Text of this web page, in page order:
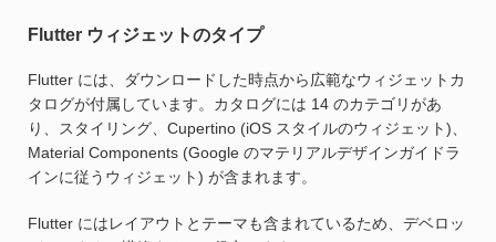
Flutter ウィジェットのタイプ
Flutter には、ダウンロードした時点から広範なウィジェットカ
タログが付属しています。カタログには 14 のカテゴリがあ
り、スタイリング、Cupertino (iOS スタイルのウィジェット)、
Material Components (Google のマテリアルデザインガイドラ
インに従うウィジェット) が含まれます。
Flutter にはレイアウトとテーマも含まれているため、デベロッ